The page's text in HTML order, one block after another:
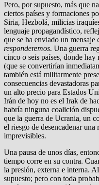
Pero, por supuesto, más que
ciertos países y formaciones
Siria, Hezbolá, milicias
lenguaje propagandístico,
que se ha enviado un mensaje
responderemos. Una guerra
cinco o seis países, donde hay
(que se convertirían
también está militarmente
consecuencias devastadoras
un alto precio para Estados
Irán de hoy no es el Irak de
habría ninguna coalición
que la guerra de Ucrania, un
el riesgo de desencadenar una
imprevisibles.
Una pausa de unos días,
tiempo corre en su contra.
la presión, externa e interna.
supuesto; pero con toda